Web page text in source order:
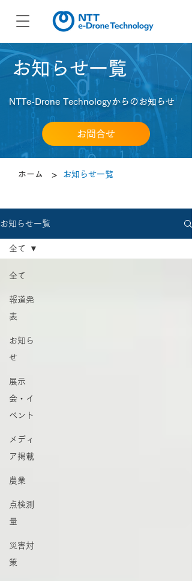
​お知らせ一覧
NTTe-Drone Technologyからのお知らせ
お問合せ
ホーム > お知らせ一覧
お知らせ一覧
全て
報道発
表
お知ら
せ
展示
会・イ
ベント
メディ
ア掲載
農業
点検測
量
災害対
策
全て